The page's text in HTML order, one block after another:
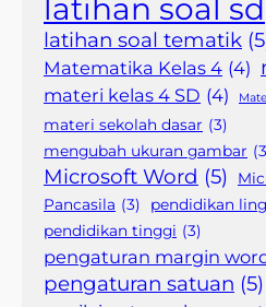
latihan soal sd
latihan soal tematik
Matematika Kelas 4 (4)
materi kelas 4 SD (4)
materi sekolah dasar (3)
mengubah ukuran gambar
Microsoft Word (5)
Pancasila (3) pendidikan
pendidikan tinggi (3)
pengaturan margin
pengaturan satuan (5)